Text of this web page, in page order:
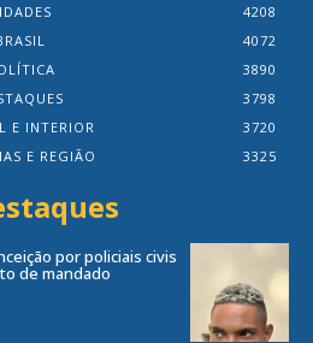
4208
4072
3890
3798
E INTERIOR
3720
E REGIÃO
3325
por policiais civis
de mandado